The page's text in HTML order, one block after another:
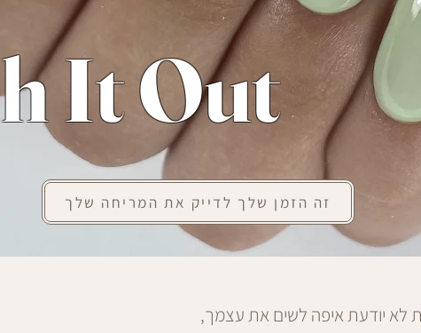
It Out
זה הזמן שלך לדייק את המריחה שלך
לא יודעת איפה לשים את עצמך,